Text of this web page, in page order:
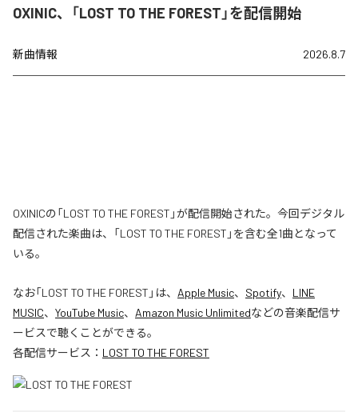
OXINIC、「LOST TO THE FOREST」を配信開始
新曲情報 2026.8.7
OXINICの「LOST TO THE FOREST」が配信開始された。今回デジタル
配信された楽曲は、「LOST TO THE FOREST」を含む全1曲となって
いる。
なお「LOST TO THE FOREST 」は、 Apple Music、 Spotify、 LINE
MUSIC、 YouTube Music、 Amazon Music Unlimitedなどの音楽配信サ
ービスで聴くことができる。
各配信サービス： LOST TO THE FOREST